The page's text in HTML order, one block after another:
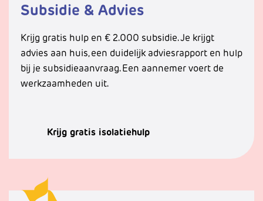
Subsidie & Advies
Krijg gratis hulp en € 2.000 subsidie. Je krijgt
advies aan huis, een duidelijk adviesrapport en hulp
bij je subsidieaanvraag. Een aannemer voert de
werkzaamheden uit.
Krijg gratis isolatiehulp